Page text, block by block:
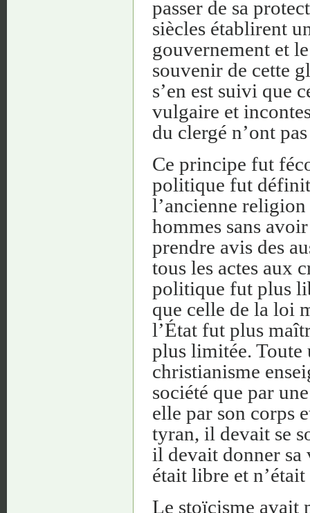
passer de sa
siècles établirent
gouvernement et
souvenir de cette
s’en est suivi que
vulgaire et
du clergé n’ont
Ce principe fut
politique fut
l’ancienne
hommes sans
prendre avis des
tous les actes aux
politique fut plus
que celle de la loi
l’État fut plus
plus limitée. Toute
christianisme
société que par
elle par son corps
tyran, il devait se
il devait donner sa
était libre et
Le stoïcisme avait